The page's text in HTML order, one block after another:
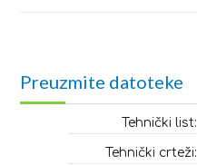
Preuzmite datoteke
Tehnički list:
Tehnički crteži: